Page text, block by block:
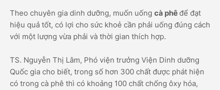
Theo chuyên gia dinh dưỡng, muốn uống cà phêđể đạt
hiệu quả tốt, có lợi cho sức khoẻ cần phải uống đúng cách
với một lượng vừa phải và thời gian thích hợp.
TS. Nguyễn Thị Lâm, Phó viện trưởng Viện Dinh dưỡng
Quốc gia cho biết, trong số hơn 300 chất được phát hiện
có trong cà phê thì có khoảng 100 chất chống ôxy hóa,